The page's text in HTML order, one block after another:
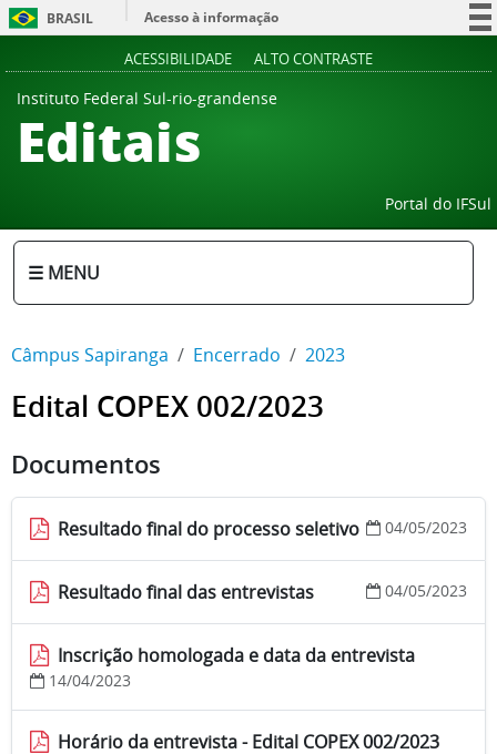
BRASIL
Acesso à informação
ACESSIBILIDADE ALTO CONTRASTE
Instituto Federal Sul-rio-grandense
Editais
Portal do IFSul
☰ MENU
Câmpus Sapiranga Encerrado 2023
Edital COPEX 002/2023
Documentos
Resultado final do processo seletivo 04/05/2023
Resultado final das entrevistas 04/05/2023
Inscrição homologada e data da entrevista
14/04/2023
Horário da entrevista - Edital COPEX 002/2023